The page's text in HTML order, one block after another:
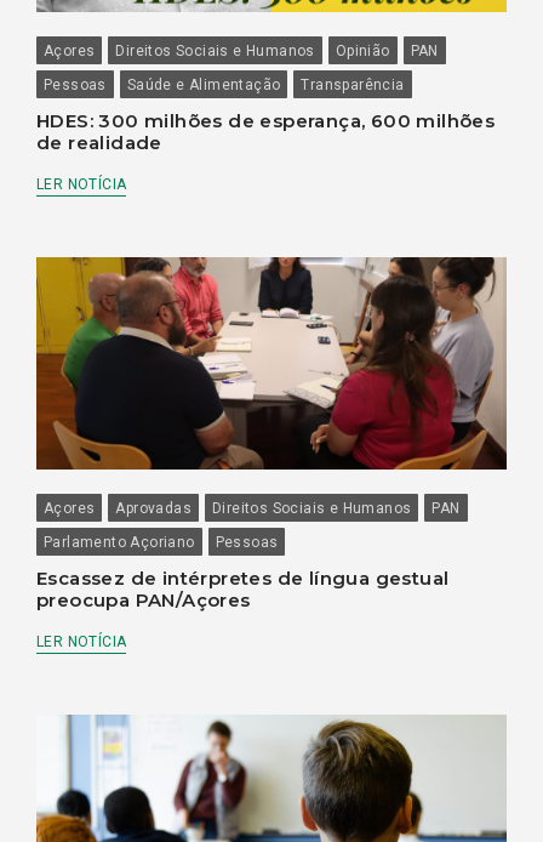
Açores Direitos Sociais e Humanos Opinião
PAN
Pessoas
Saúde e Alimentação Transparência
HDES: 300 milhões de esperança, 600 milhões
de realidade
LER NOTÍCIA
Açores Aprovadas Direitos Sociais e Humanos
PAN
Parlamento Açoriano
Pessoas
Escassez de intérpretes de língua gestual
preocupa PAN/Açores
LER NOTÍCIA